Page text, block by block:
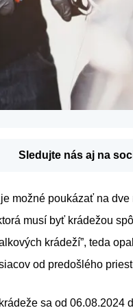
Sledujte nás aj na
možné poukázať na
musí byť krádežou
krádeží”, teda
od predošlého
sa od 06.08.2024